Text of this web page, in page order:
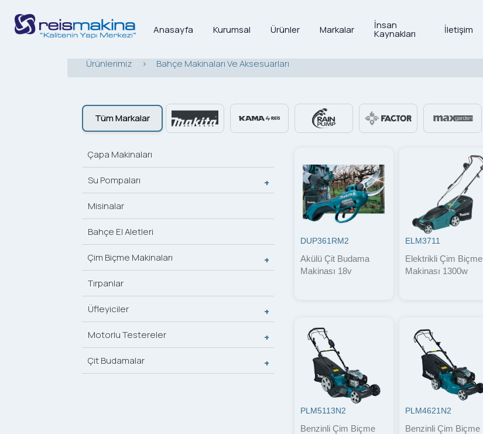
Anasayfa Kurumsal Ürünler Markalar İnsan
Kaynakları İletişim
Ürünlerimiz > Bahçe Makinaları Ve Aksesuarları
Tüm Markalar
Çapa Makinaları
Su Pompaları
Misinalar
Bahçe El Aletleri
Çim Biçme Makinaları
Tırpanlar
Üfleyiciler
Motorlu Testereler
Çit Budamalar
DUP361RM2
Akülü Çit Budama
Makinası 18v
ELM3711
Elektrikli Çim Biçme
Makinası 1300w
PLM5113N2
Benzinli Çim Biçme
PLM4621N2
Benzinli Çim Biçme